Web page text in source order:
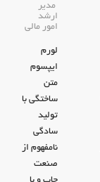
مدیر
ارشد
امور مالی
لورم
ایپسوم
متن
ساختگی با
تولید
سادگی
نامفهوم از
صنعت